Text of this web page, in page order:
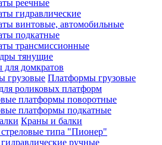
реечные
гидравлические
винтовые, автомобильные
подкатные
трансмиссионные
тянущие
для домкратов
Платформы грузовые
роликовых платформ
платформы поворотные
платформы подкатные
Краны и балки
типа "Пионер"
ручные